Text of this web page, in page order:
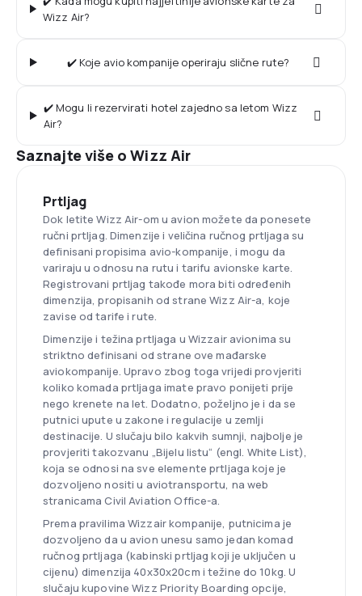
Wizz Air?
✔️ Koje avio kompanije operiraju slične rute?
✔️ Mogu li rezervirati hotel zajedno sa letom Wizz
Air?
Saznajte više o Wizz Air
Prtljag
Dok letite Wizz Air-om u avion možete da ponesete
ručni prtljag. Dimenzije i veličina ručnog prtljaga su
definisani propisima avio-kompanije, i mogu da
variraju u odnosu na rutu i tarifu avionske karte.
Registrovani prtljag takođe mora biti određenih
dimenzija, propisanih od strane Wizz Air-a, koje
zavise od tarife i rute.
Dimenzije i težina prtljaga u Wizzair avionima su
striktno definisani od strane ove mađarske
aviokompanije. Upravo zbog toga vrijedi provjeriti
koliko komada prtljaga imate pravo ponijeti prije
nego krenete na let. Dodatno, poželjno je i da se
putnici upute u zakone i regulacije u zemlji
destinacije. U slučaju bilo kakvih sumnji, najbolje je
provjeriti takozvanu „Bijelu listu“ (engl. White List),
koja se odnosi na sve elemente prtljaga koje je
dozvoljeno nositi u aviotransportu, na web
stranicama Civil Aviation Office-a.
Prema pravilima Wizzair kompanije, putnicima je
dozvoljeno da u avion unesu samo jedan komad
ručnog prtljaga (kabinski prtljag koji je uključen u
cijenu) dimenzija 40x30x20cm i težine do 10kg. U
slučaju kupovine Wizz Priority Boarding opcije,